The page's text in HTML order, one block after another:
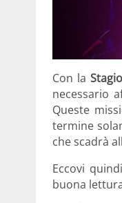
Con la
necessario
Queste
termine
che scadrà
Eccovi
buona